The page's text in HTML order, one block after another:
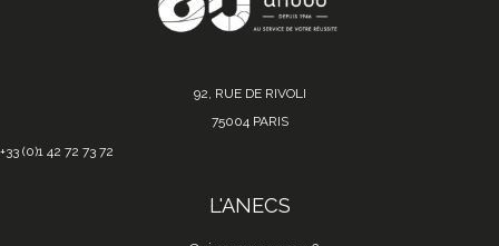
92, RUE DE RIVOLI
75004 PARIS
+33 (0)1 42 72 73 72
L'ANECS